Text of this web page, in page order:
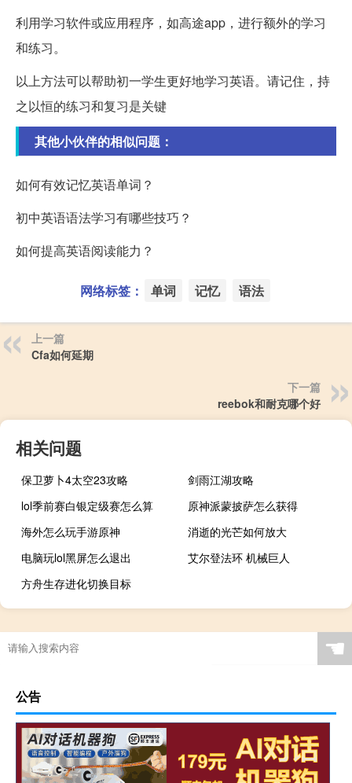
利用学习软件或应用程序，如高途app，进行额外的学习
和练习。
以上方法可以帮助初一学生更好地学习英语。请记住，持
之以恒的练习和复习是关键
其他小伙伴的相似问题：
如何有效记忆英语单词？
初中英语语法学习有哪些技巧？
如何提高英语阅读能力？
网络标签： 单词 记忆 语法
上一篇
Cfa如何延期
下一篇
reebok和耐克哪个好
相关问题
保卫萝卜4太空23攻略
剑雨江湖攻略
lol季前赛白银定级赛怎么算
原神派蒙披萨怎么获得
海外怎么玩手游原神
消逝的光芒如何放大
电脑玩lol黑屏怎么退出
艾尔登法环 机械巨人
方舟生存进化切换目标
☚
公告